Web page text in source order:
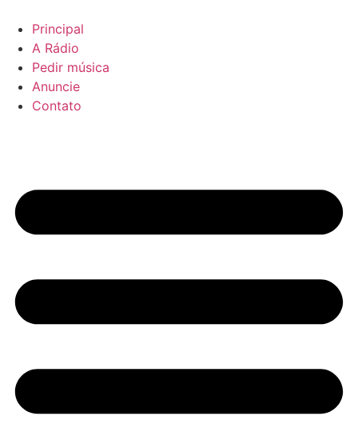
Principal
A Rádio
Pedir música
Anuncie
Contato